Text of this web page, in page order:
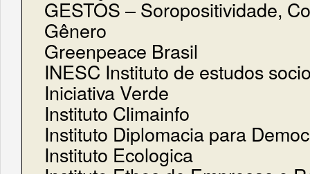
GESTOS – Soropositividade,
Gênero
Greenpeace Brasil
INESC Instituto de estudos
Iniciativa Verde
Instituto Climainfo
Instituto Diplomacia para
Instituto Ecologica